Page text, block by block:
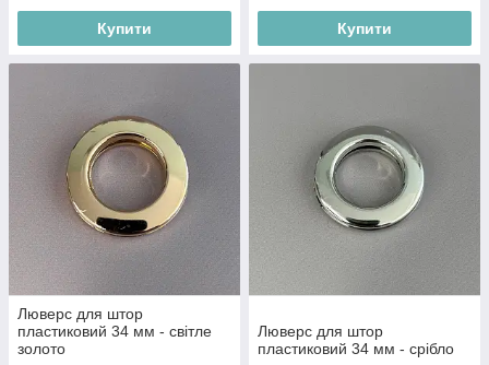
Купити Купити
Люверс для штор
пластиковий 34 мм - світле
золото
Люверс для штор
пластиковий 34 мм - срібло